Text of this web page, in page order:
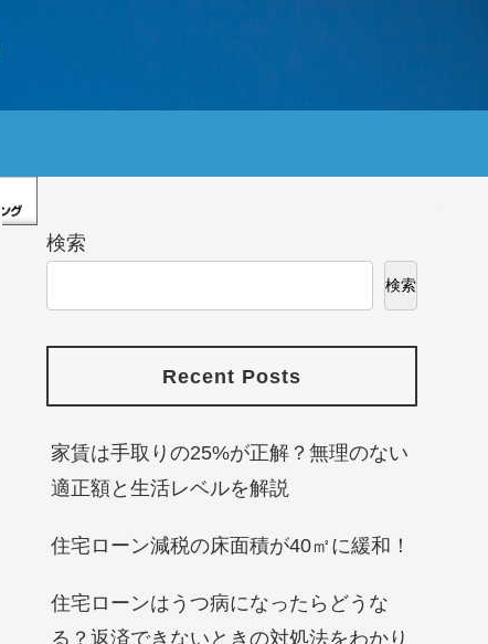
検索
検索
Recent Posts
家賃は手取りの25%が正解？無理のない
適正額と生活レベルを解説
住宅ローン減税の床面積が40㎡に緩和！
住宅ローンはうつ病になったらどうな
る？返済できないときの対処法をわかり